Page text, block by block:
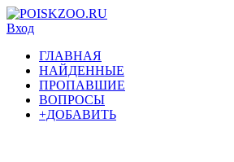
Вход
ГЛАВНАЯ
НАЙДЕННЫЕ
ПРОПАВШИЕ
ВОПРОСЫ
+ДОБАВИТЬ